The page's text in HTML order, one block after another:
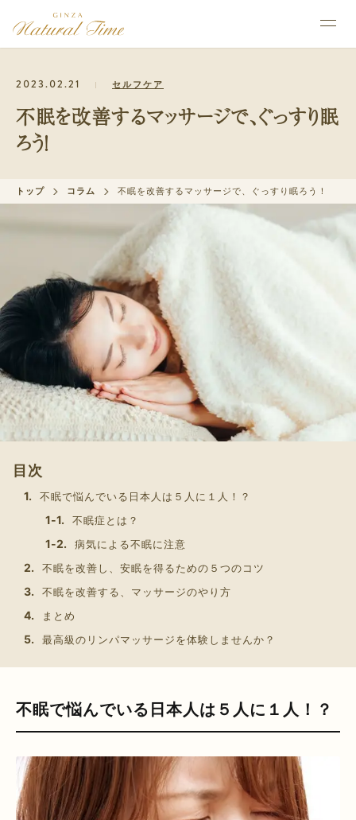
2023.02.21 セルフケア
不眠を改善するマッサージで、ぐっすり眠
ろう！
トップ コラム 不眠を改善するマッサージで、ぐっすり眠ろう！
目次
不眠で悩んでいる日本人は５人に１人！？
不眠症とは？
病気による不眠に注意
不眠を改善し、安眠を得るための５つのコツ
不眠を改善する、マッサージのやり方
まとめ
最高級のリンパマッサージを体験しませんか？
不眠で悩んでいる日本人は５人に１人！？